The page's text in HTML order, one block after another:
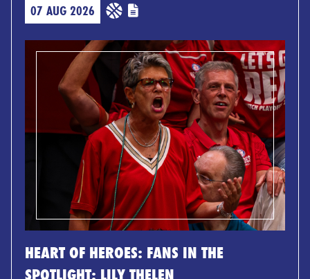
07 AUG 2026
HEART OF HEROES: FANS IN THE
SPOTLIGHT: LILY THELEN